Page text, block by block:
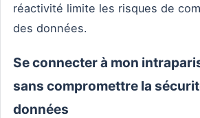
réactivité limite les risques de
des données.
Se connecter à mon
sans compromettre la
données